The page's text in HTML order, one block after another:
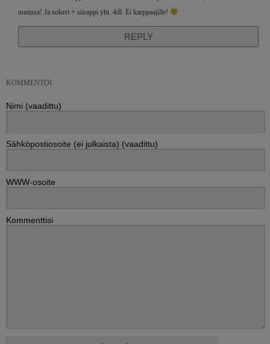
uunissa! Ja sokeri + siirappi yht. 4dl. Ei karppaajille!
REPLY
KOMMENTOI
Nimi (vaadittu)
Sähköpostiosoite (ei julkaista) (vaadittu)
WWW-osoite
Kommenttisi